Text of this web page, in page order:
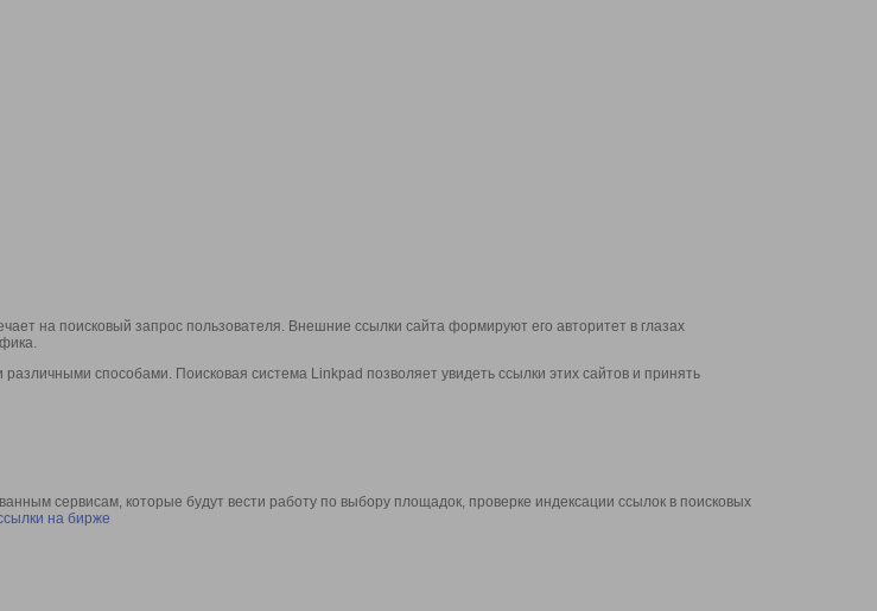
на поисковый запрос пользователя. Внешние ссылки сайта формируют его авторитет в глазах
способами. Поисковая система Linkpad позволяет увидеть ссылки этих сайтов и принять
сервисам, которые будут вести работу по выбору площадок, проверке индексации ссылок в поисковых
на бирже